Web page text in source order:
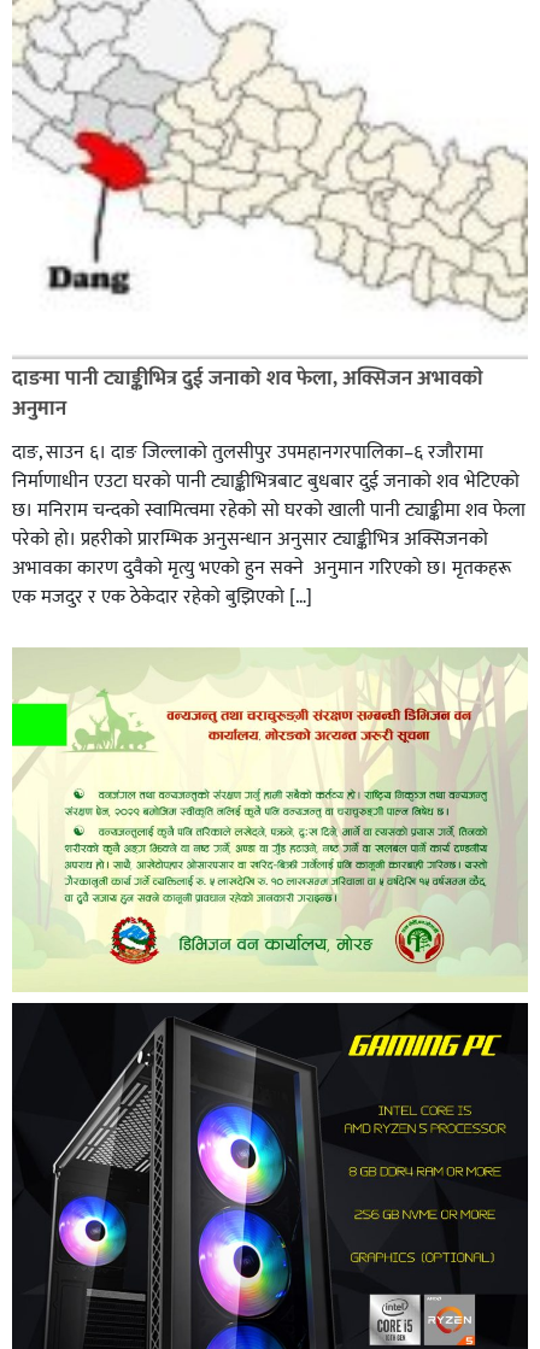
दाङमा पानी ट्याङ्कीभित्र दुई जनाको शव फेला, अक्सिजन अभावकाे
अनुमान
दाङ, साउन ६। दाङ जिल्लाको तुलसीपुर उपमहानगरपालिका–६ रजौरामा
निर्माणाधीन एउटा घरको पानी ट्याङ्कीभित्रबाट बुधबार दुई जनाको शव भेटिएको
छ। मनिराम चन्दको स्वामित्वमा रहेको सो घरको खाली पानी ट्याङ्कीमा शव फेला
परेको हो। प्रहरीकाे प्रारम्भिक अनुसन्धान अनुसार ट्याङ्कीभित्र अक्सिजनको
अभावका कारण दुवैको मृत्यु भएको हुन सक्ने अनुमान गरिएको छ। मृतकहरू
एक मजदुर र एक ठेकेदार रहेको बुझिएको […]